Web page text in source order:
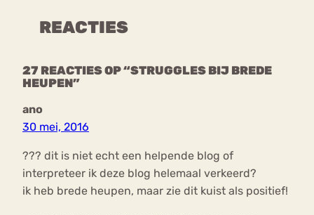
REACTIES
27 REACTIES OP “STRUGGLES BIJ BREDE
HEUPEN”
ano
30 mei, 2016
??? dit is niet echt een helpende blog of
interpreteer ik deze blog helemaal verkeerd?
ik heb brede heupen, maar zie dit kuist als positief!